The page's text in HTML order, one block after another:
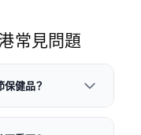
常見問題
健品？